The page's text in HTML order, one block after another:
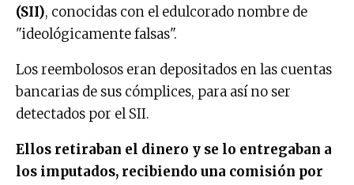
(SII), conocidas con el edulcorado nombre de
"ideológicamente falsas".
Los reembolosos eran depositados en las cuentas
bancarias de sus cómplices, para así no ser
detectados por el SII.
Ellos retiraban el dinero y se lo entregaban a
los imputados, recibiendo una comisión por